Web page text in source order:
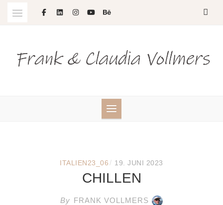
ITALIEN23_06 / 19. JUNI 2023
CHILLEN
By FRANK VOLLMERS